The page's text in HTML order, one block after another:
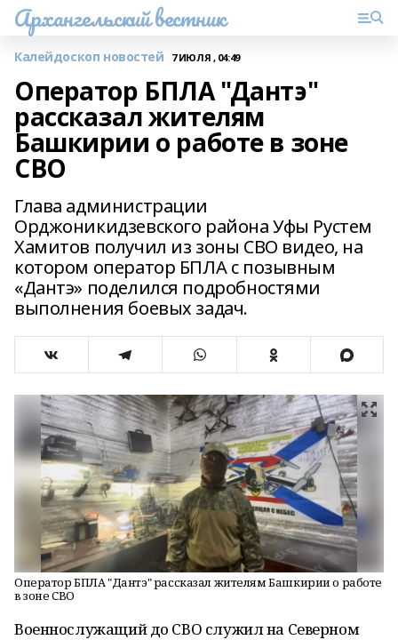
Архангельский вестник
Калейдоскоп новостей 7 ИЮЛЯ , 04:49
Оператор БПЛА "Дантэ"
рассказал жителям
Башкирии о работе в зоне
СВО
Глава администрации
Орджоникидзевского района Уфы Рустем
Хамитов получил из зоны СВО видео, на
котором оператор БПЛА с позывным
«Дантэ» поделился подробностями
выполнения боевых задач.
Оператор БПЛА "Дантэ" рассказал жителям Башкирии о работе
в зоне СВО
Военнослужащий до СВО служил на Северном